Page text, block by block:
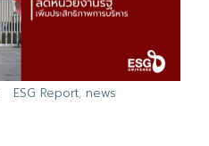
ESG Report, news